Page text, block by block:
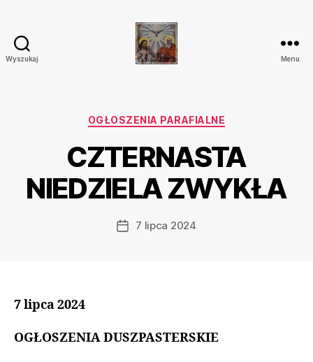
Wyszukaj
Trójcy
w
Ostrówku
Menu
Kategorie
OGŁOSZENIA PARAFIALNE
CZTERNASTA
NIEDZIELA ZWYKŁA
Data7 lipca 2024
7 lipca 2024
OGŁOSZENIA DUSZPASTERSKIE